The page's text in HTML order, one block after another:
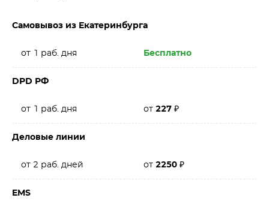
Самовывоз из Екатеринбурга
от 1 раб. дня Бесплатно
DPD РФ
от 1 раб. дня от 227 ₽
Деловые линии
от 2 раб. дней от 2250 ₽
EMS